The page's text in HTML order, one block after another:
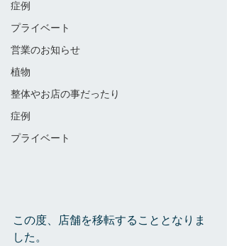
症例
プライベート
営業のお知らせ
植物
整体やお店の事だったり
症例
プライベート
この度、店舗を移転することとなりま
した。